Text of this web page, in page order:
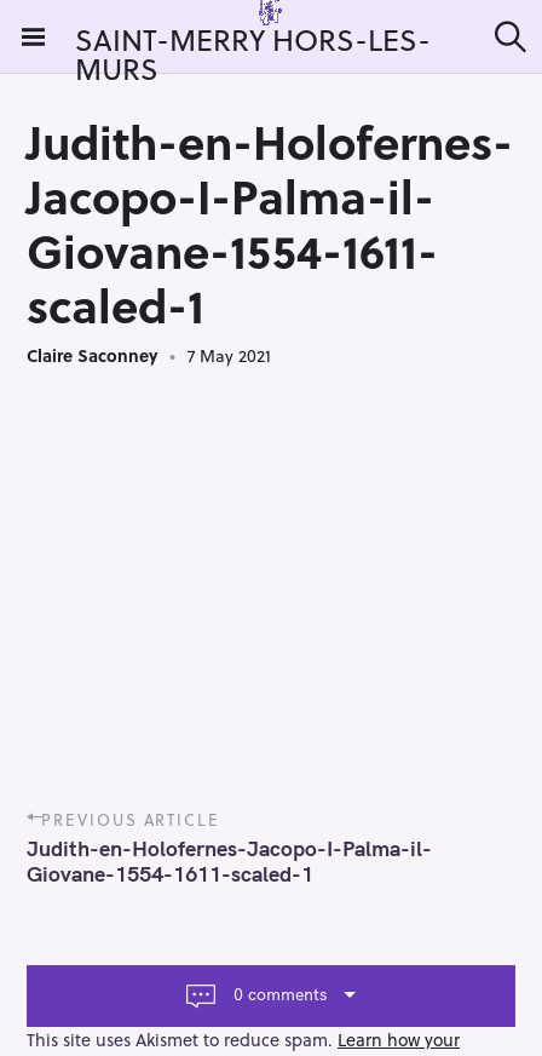
i
SAINT-MERRY HORS-LES-
MURS e
Judith-en-Holofernes-
Jacopo-I-Palma-il-
Giovane-1554-1611-
scaled-1
Claire Saconney 7 May 2021
P
o
s
t
v
a
PREVIOUS ARTICLE
Judith-en-Holofernes-Jacopo-I-Palma-il-
Giovane-1554-1611-scaled-1
0 comments
This site uses Akismet to reduce spam. Learn how your